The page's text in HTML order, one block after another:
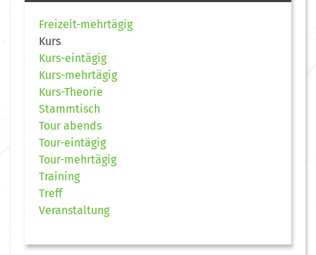
Freizeit-mehrtägig
Kurs
Kurs-eintägig
Kurs-mehrtägig
Kurs-Theorie
Stammtisch
Tour abends
Tour-eintägig
Tour-mehrtägig
Training
Treff
Veranstaltung